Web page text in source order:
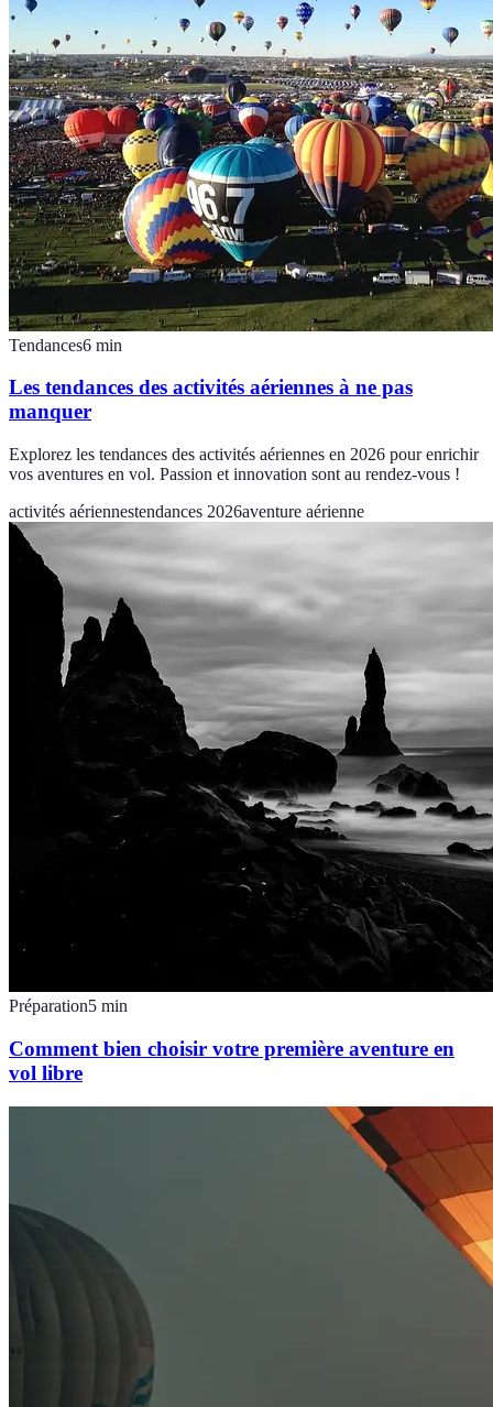
Tendances6 min
Les tendances des activités aériennes à ne pas
manquer
Explorez les tendances des activités aériennes en 2026 pour enrichir
vos aventures en vol. Passion et innovation sont au rendez-vous !
activités aériennestendances 2026aventure aérienne
Préparation5 min
Comment bien choisir votre première aventure en
vol libre